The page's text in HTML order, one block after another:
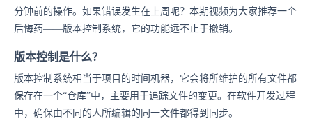
分钟前的操作。如果错误发生在上周呢？本期视频为大家推荐一个
后悔药——版本控制系统，它的功能远不止于撤销。
版本控制是什么？
版本控制系统相当于项目的时间机器，它会将所维护的所有文件都
保存在一个“仓库”中，主要用于追踪文件的变更。在软件开发过程
中，确保由不同的人所编辑的同一文件都得到同步。